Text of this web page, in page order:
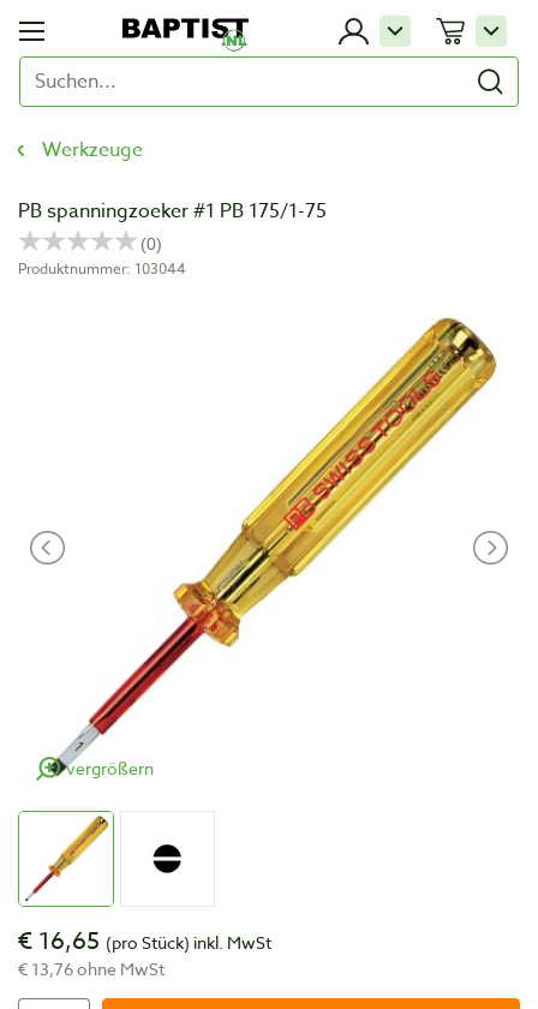
Werkzeuge
PB spanningzoeker #1 PB 175/1-75
Produktnummer: 103044
vergrößern
€ 16,65 (pro Stück) inkl. MwSt
€ 13,76 ohne MwSt